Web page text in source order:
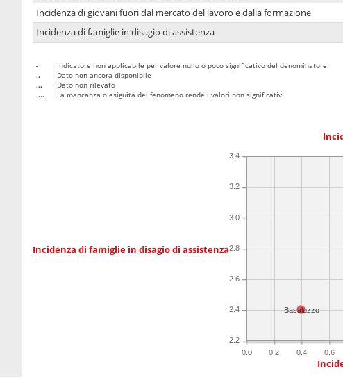
Incidenza di giovani fuori dal mercato del lavoro e dalla formazione
Incidenza di famiglie in disagio di assistenza
-
Indicatore non applicabile per valore nullo o poco significativo del denominatore
..
Dato non ancora disponibile
...
Dato non rilevato
....
La mancanza o esiguità del fenomeno rende i valori non significativi
Incidenza di famiglie in disagio di assistenza
0.0 0.2 0.4 0.6
2.2
2.4
2.6
2.8
3.0
3.2
3.4
Basaluzzo